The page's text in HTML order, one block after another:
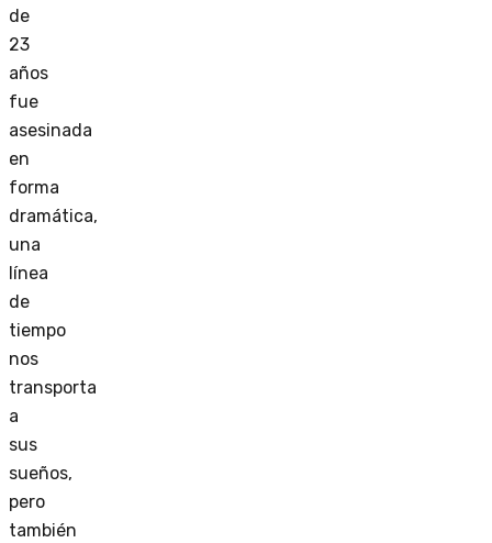
de
23
años
fue
asesinada
en
forma
dramática,
una
línea
de
tiempo
nos
transporta
a
sus
sueños,
pero
también